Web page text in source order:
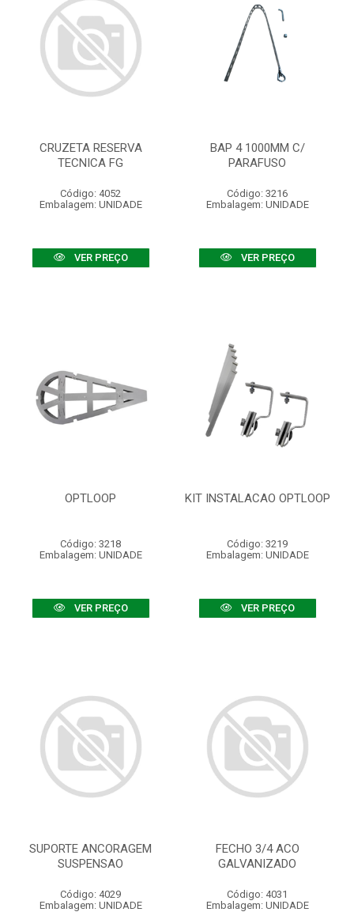
CRUZETA RESERVA
TECNICA FG
Código: 4052
Embalagem: UNIDADE
VER PREÇO
BAP 4 1000MM C/
PARAFUSO
Código: 3216
Embalagem: UNIDADE
VER PREÇO
OPTLOOP
Código: 3218
Embalagem: UNIDADE
VER PREÇO
KIT INSTALACAO OPTLOOP
Código: 3219
Embalagem: UNIDADE
VER PREÇO
SUPORTE ANCORAGEM
SUSPENSAO
Código: 4029
Embalagem: UNIDADE
FECHO 3/4 ACO
GALVANIZADO
Código: 4031
Embalagem: UNIDADE